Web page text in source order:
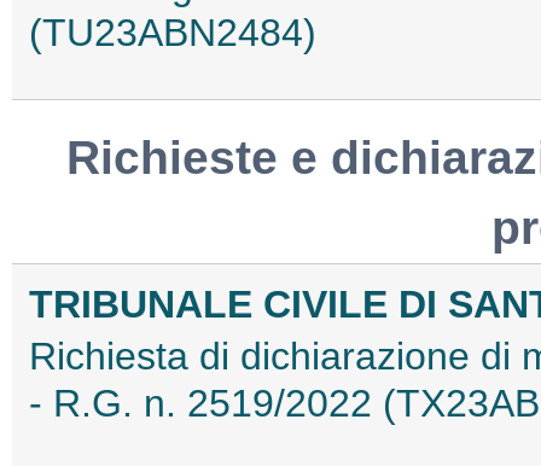
(TU23ABN2484)
Richieste e
TRIBUNALE CIVILE DI
Richiesta di dichiarazione di
- R.G. n. 2519/2022